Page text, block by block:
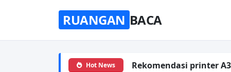
RUANGAN BACA
Hot News Rekomendasi printer